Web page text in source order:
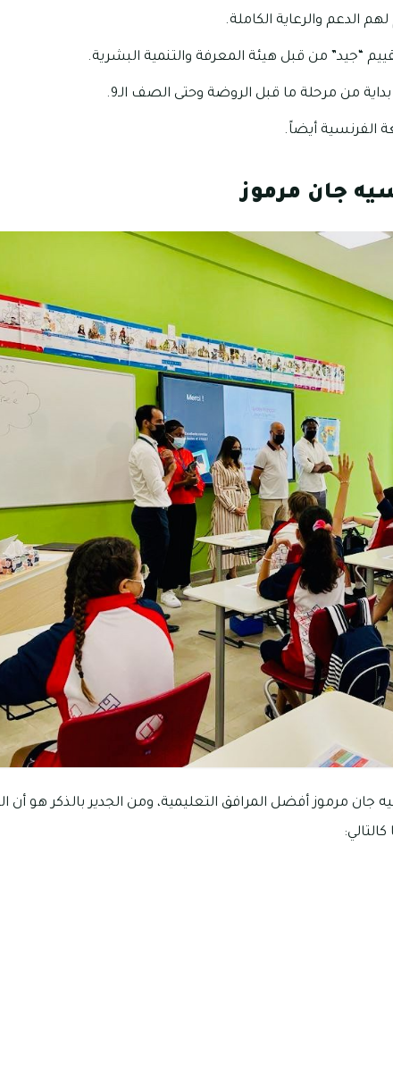
الدعم والرعاية الكاملة.
“جيد” من قبل هيئة المعرفة والتنمية البشرية.
من مرحلة ما قبل الروضة وحتى الصف الـ9.
الفرنسية أيضاً.
جان مرموز
مرموز أفضل المرافق التعليمية، ومن الجدير بالذكر هو أن